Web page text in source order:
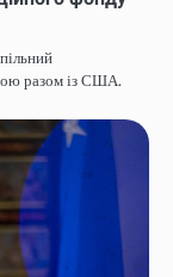
разом із США.